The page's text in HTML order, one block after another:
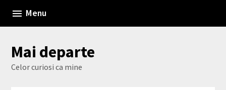
content
Menu
Mai departe
Celor curiosi ca mine